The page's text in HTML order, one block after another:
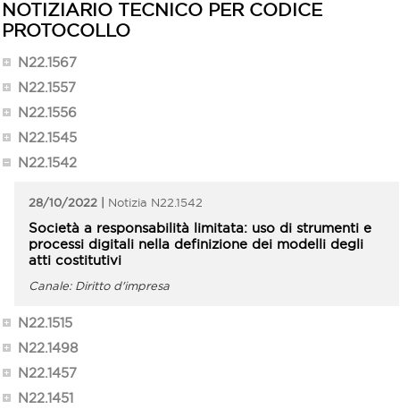
NOTIZIARIO TECNICO PER CODICE
PROTOCOLLO
N22.1567
N22.1557
N22.1556
N22.1545
N22.1542
28/10/2022 N22.1542
Società a responsabilità limitata: uso di strumenti e
processi digitali nella definizione dei modelli degli
atti costitutivi
Diritto d'impresa
N22.1515
N22.1498
N22.1457
N22.1451